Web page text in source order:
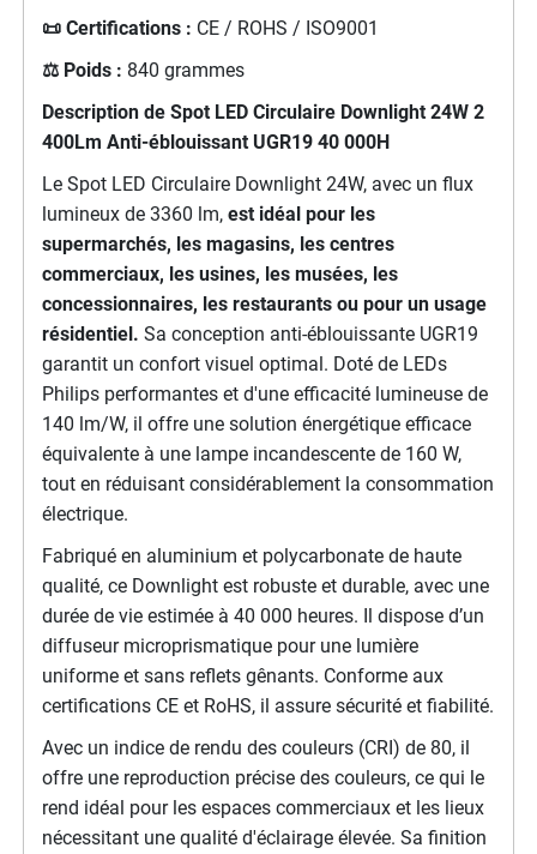
📜 Certifications : CE / ROHS / ISO9001
⚖️ Poids : 840 grammes
Description de Spot LED Circulaire Downlight 24W 2
400Lm Anti-éblouissant UGR19 40 000H
Le Spot LED Circulaire Downlight 24W, avec un flux
lumineux de 3360 lm, est idéal pour les
supermarchés, les magasins, les centres
commerciaux, les usines, les musées, les
concessionnaires, les restaurants ou pour un usage
résidentiel. Sa conception anti-éblouissante UGR19
garantit un confort visuel optimal. Doté de LEDs
Philips performantes et d'une efficacité lumineuse de
140 lm/W, il offre une solution énergétique efficace
équivalente à une lampe incandescente de 160 W,
tout en réduisant considérablement la consommation
électrique.
Fabriqué en aluminium et polycarbonate de haute
qualité, ce Downlight est robuste et durable, avec une
durée de vie estimée à 40 000 heures. Il dispose d’un
diffuseur microprismatique pour une lumière
uniforme et sans reflets gênants. Conforme aux
certifications CE et RoHS, il assure sécurité et fiabilité.
Avec un indice de rendu des couleurs (CRI) de 80, il
offre une reproduction précise des couleurs, ce qui le
rend idéal pour les espaces commerciaux et les lieux
nécessitant une qualité d'éclairage élevée. Sa finition